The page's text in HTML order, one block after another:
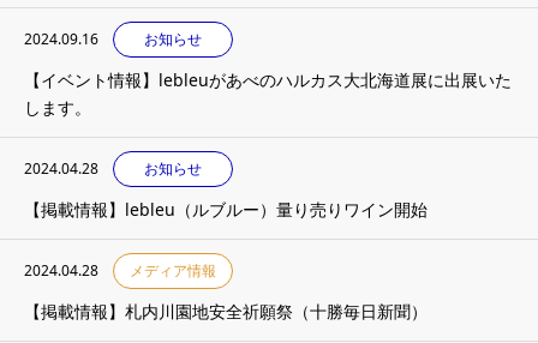
2024.09.16 お知らせ
【イベント情報】lebleuがあべのハルカス大北海道展に出展いた
します。
2024.04.28 お知らせ
【掲載情報】lebleu（ルブルー）量り売りワイン開始
2024.04.28 メディア情報
【掲載情報】札内川園地安全祈願祭（十勝毎日新聞）